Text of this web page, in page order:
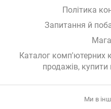
Політика
Запитання й
Каталог комп'ютерних
продажів, купити
Ми в